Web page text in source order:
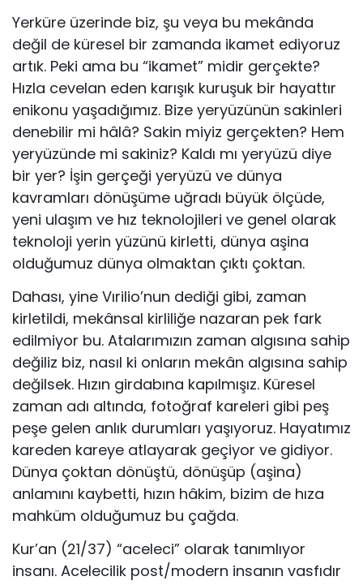
Yerküre üzerinde biz, şu veya bu mekânda
değil de küresel bir zamanda ikamet ediyoruz
artık. Peki ama bu “ikamet” midir gerçekte?
Hızla cevelan eden karışık kuruşuk bir hayattır
enikonu yaşadığımız. Bize yeryüzünün sakinleri
denebilir mi hâlâ? Sakin miyiz gerçekten? Hem
yeryüzünde mi sakiniz? Kaldı mı yeryüzü diye
bir yer? İşin gerçeği yeryüzü ve dünya
kavramları dönüşüme uğradı büyük ölçüde,
yeni ulaşım ve hız teknolojileri ve genel olarak
teknoloji yerin yüzünü kirletti, dünya aşina
olduğumuz dünya olmaktan çıktı çoktan.
Dahası, yine Vırilio’nun dediği gibi, zaman
kirletildi, mekânsal kirliliğe nazaran pek fark
edilmiyor bu. Atalarımızın zaman algısına sahip
değiliz biz, nasıl ki onların mekân algısına sahip
değilsek. Hızın girdabına kapılmışız. Küresel
zaman adı altında, fotoğraf kareleri gibi peş
peşe gelen anlık durumları yaşıyoruz. Hayatımız
kareden kareye atlayarak geçiyor ve gidiyor.
Dünya çoktan dönüştü, dönüşüp (aşina)
anlamını kaybetti, hızın hâkim, bizim de hıza
mahküm olduğumuz bu çağda.
Kur’an (21/37) “aceleci” olarak tanımlıyor
insanı. Acelecilik post/modern insanın vasfıdır